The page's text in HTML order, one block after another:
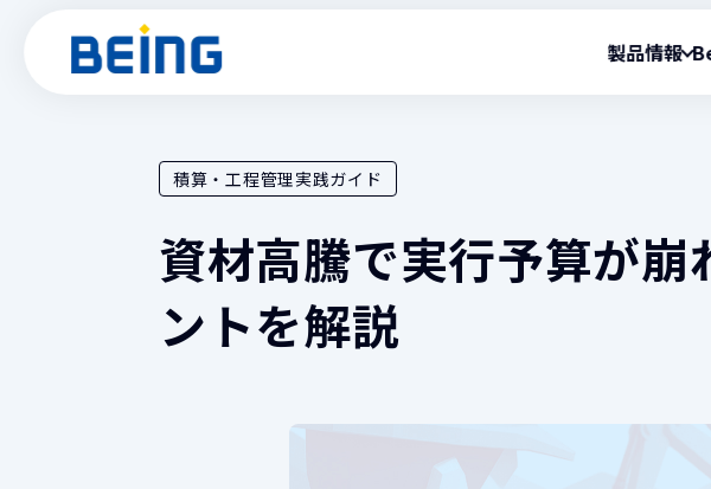
製品情報
土木工事積算システム
『Gaia Cloud』
『BeingBid』
お問い合わ
『
積算・工程管理実践ガイド
資材高騰で実行予算が
ントを解説